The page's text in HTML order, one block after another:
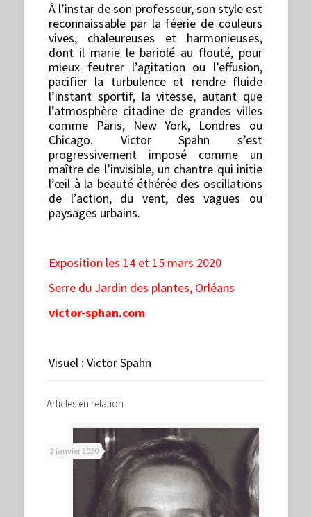
À l’instar de son professeur, son style est
reconnaissable par la féerie de couleurs
vives, chaleureuses et harmonieuses,
dont il marie le bariolé au flouté, pour
mieux feutrer l’agitation ou l’effusion,
pacifier la turbulence et rendre fluide
l’instant sportif, la vitesse, autant que
l’atmosphère citadine de grandes villes
comme Paris, New York, Londres ou
Chicago. Victor Spahn s’est
progressivement imposé comme un
maître de l’invisible, un chantre qui initie
l’œil à la beauté éthérée des oscillations
de l’action, du vent, des vagues ou
paysages urbains.
Exposition les 14 et 15 mars 2020
Serre du Jardin des plantes, Orléans
victor-sphan.com
Visuel : Victor Spahn
Articles en relation
2 janvier 2020